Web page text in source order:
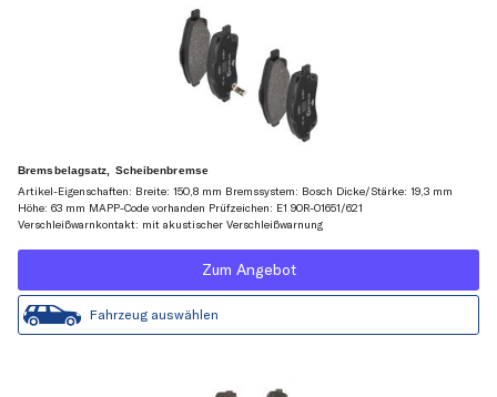
Bremsbelagsatz, Scheibenbremse
Artikel-Eigenschaften: Breite: 150,8 mm Bremssystem: Bosch Dicke/Stärke: 19,3 mm
Höhe: 63 mm MAPP-Code vorhanden Prüfzeichen: E1 90R-01651/621
Verschleißwarnkontakt: mit akustischer Verschleißwarnung
Zum Angebot
Fahrzeug auswählen